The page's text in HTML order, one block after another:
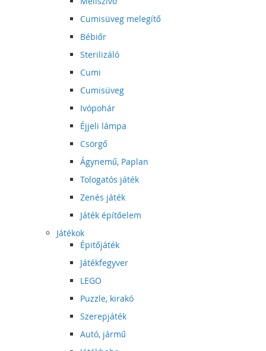
Cumisüveg melegítő
Bébiőr
Sterilizáló
Cumi
Cumisüveg
Ivópohár
Éjjeli lámpa
Csörgő
Ágynemű, Paplan
Tologatós játék
Zenés játék
Játék építőelem
Játékok
Épitőjáték
Játékfegyver
LEGO
Puzzle, kirakó
Szerepjáték
Autó, jármű